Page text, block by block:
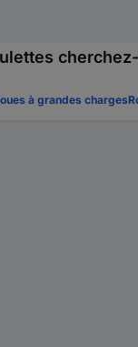
à grandes charges